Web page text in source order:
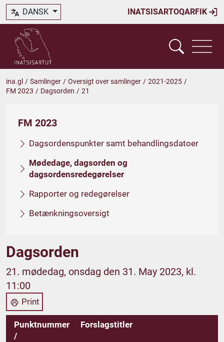
INATSISARTOQARFIK
DANSK
ina.gl / Samlinger / Oversigt over samlinger / 2021-2025 /
FM 2023 / Dagsorden / 21
FM 2023
Dagsordenspunkter samt behandlingsdatoer
Mødedage, dagsorden og
dagsordensredegørelser
Rapporter og redegørelser
Betænkningsoversigt
Dagsorden
21. mødedag, onsdag den 31. May 2023, kl.
11:00
Print
Punktnummer
/
Forslagstitler